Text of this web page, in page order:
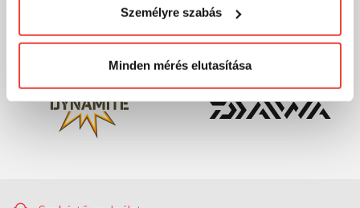
megváltoztathatod a döntésed ezzel kapcsolatban.
Előre is köszönjük!
Személyre szabás
Minden mérés elutasítása